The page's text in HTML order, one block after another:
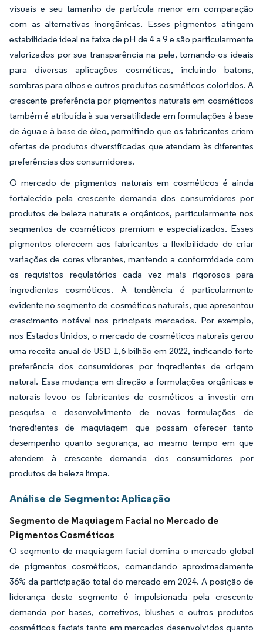
visuais e seu tamanho de partícula menor em comparação
com as alternativas inorgânicas. Esses pigmentos atingem
estabilidade ideal na faixa de pH de 4 a 9 e são particularmente
valorizados por sua transparência na pele, tornando-os ideais
para diversas aplicações cosméticas, incluindo batons,
sombras para olhos e outros produtos cosméticos coloridos. A
crescente preferência por pigmentos naturais em cosméticos
também é atribuída à sua versatilidade em formulações à base
de água e à base de óleo, permitindo que os fabricantes criem
ofertas de produtos diversificadas que atendam às diferentes
preferências dos consumidores.
O mercado de pigmentos naturais em cosméticos é ainda
fortalecido pela crescente demanda dos consumidores por
produtos de beleza naturais e orgânicos, particularmente nos
segmentos de cosméticos premium e especializados. Esses
pigmentos oferecem aos fabricantes a flexibilidade de criar
variações de cores vibrantes, mantendo a conformidade com
os requisitos regulatórios cada vez mais rigorosos para
ingredientes cosméticos. A tendência é particularmente
evidente no segmento de cosméticos naturais, que apresentou
crescimento notável nos principais mercados. Por exemplo,
nos Estados Unidos, o mercado de cosméticos naturais gerou
uma receita anual de USD 1,6 bilhão em 2022, indicando forte
preferência dos consumidores por ingredientes de origem
natural. Essa mudança em direção a formulações orgânicas e
naturais levou os fabricantes de cosméticos a investir em
pesquisa e desenvolvimento de novas formulações de
ingredientes de maquiagem que possam oferecer tanto
desempenho quanto segurança, ao mesmo tempo em que
atendem à crescente demanda dos consumidores por
produtos de beleza limpa.
Análise de Segmento: Aplicação
Segmento de Maquiagem Facial no Mercado de
Pigmentos Cosméticos
O segmento de maquiagem facial domina o mercado global
de pigmentos cosméticos, comandando aproximadamente
36% da participação total do mercado em 2024. A posição de
liderança deste segmento é impulsionada pela crescente
demanda por bases, corretivos, blushes e outros produtos
cosméticos faciais tanto em mercados desenvolvidos quanto